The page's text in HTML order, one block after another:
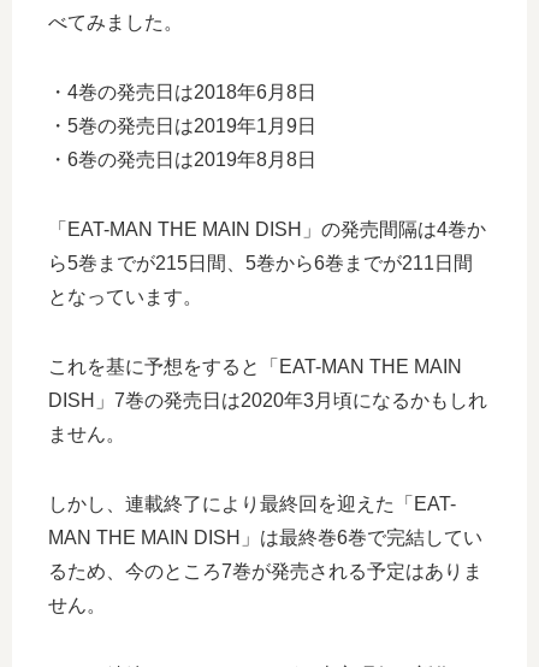
べてみました。
・4巻の発売日は2018年6月8日
・5巻の発売日は2019年1月9日
・6巻の発売日は2019年8月8日
「EAT-MAN THE MAIN DISH」の発売間隔は4巻か
ら5巻までが215日間、5巻から6巻までが211日間
となっています。
これを基に予想をすると「EAT-MAN THE MAIN
DISH」7巻の発売日は2020年3月頃になるかもしれ
ません。
しかし、連載終了により最終回を迎えた「EAT-
MAN THE MAIN DISH」は最終巻6巻で完結してい
るため、今のところ7巻が発売される予定はありま
せん。